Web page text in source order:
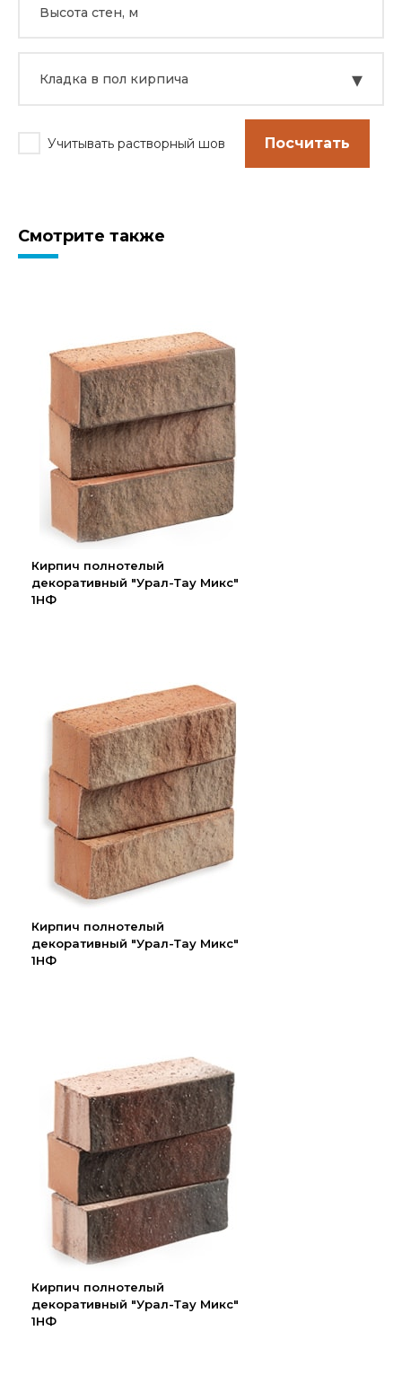
Кладка в пол кирпича ▾
Учитывать растворный шов Посчитать
Смотрите также
Кирпич полнотелый
декоративный "Урал-Тау Микс"
1НФ
Кирпич полнотелый
декоративный "Урал-Тау Микс"
1НФ
Кирпич полнотелый
декоративный "Урал-Тау Микс"
1НФ